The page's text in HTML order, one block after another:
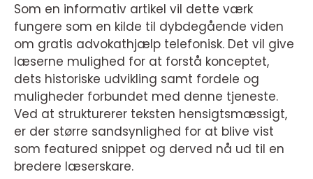
Som en informativ artikel vil dette værk
fungere som en kilde til dybdegående viden
om gratis advokathjælp telefonisk. Det vil give
læserne mulighed for at forstå konceptet,
dets historiske udvikling samt fordele og
muligheder forbundet med denne tjeneste.
Ved at strukturerer teksten hensigtsmæssigt,
er der større sandsynlighed for at blive vist
som featured snippet og derved nå ud til en
bredere læserskare.